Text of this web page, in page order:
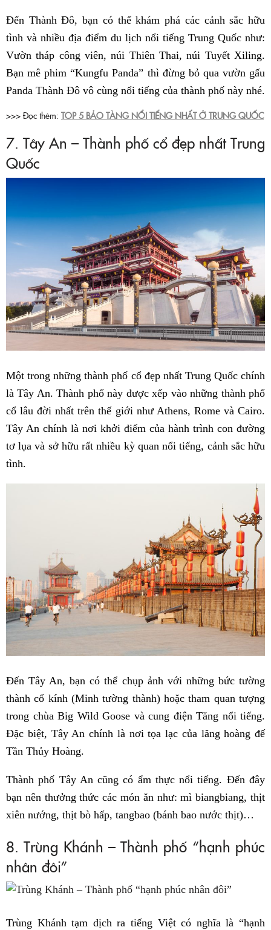
Đến Thành Đô, bạn có thể khám phá các cảnh sắc hữu
tình và nhiều địa điểm du lịch nổi tiếng Trung Quốc như:
Vườn tháp công viên, núi Thiên Thai, núi Tuyết Xiling.
Bạn mê phim “Kungfu Panda” thì đừng bỏ qua vườn gấu
Panda Thành Đô vô cùng nổi tiếng của thành phố này nhé.
>>> Đọc thêm: TOP 5 BẢO TÀNG NỔI TIẾNG NHẤT Ở TRUNG QUỐC
7. Tây An – Thành phố cổ đẹp nhất Trung
Quốc
Một trong những thành phố cổ đẹp nhất Trung Quốc chính
là Tây An. Thành phố này được xếp vào những thành phố
cổ lâu đời nhất trên thế giới như Athens, Rome và Cairo.
Tây An chính là nơi khởi điểm của hành trình con đường
tơ lụa và sở hữu rất nhiều kỳ quan nổi tiếng, cảnh sắc hữu
tình.
Đến Tây An, bạn có thể chụp ảnh với những bức tường
thành cổ kính (Minh tường thành) hoặc tham quan tượng
trong chùa Big Wild Goose và cung điện Tăng nổi tiếng.
Đặc biệt, Tây An chính là nơi tọa lạc của lăng hoàng đế
Tần Thủy Hoàng.
Thành phố Tây An cũng có ẩm thực nổi tiếng. Đến đây
bạn nên thưởng thức các món ăn như: mì biangbiang, thịt
xiên nướng, thịt bò hấp, tangbao (bánh bao nước thịt)…
8. Trùng Khánh – Thành phố “hạnh phúc
nhân đôi”
Trùng Khánh tạm dịch ra tiếng Việt có nghĩa là “hạnh